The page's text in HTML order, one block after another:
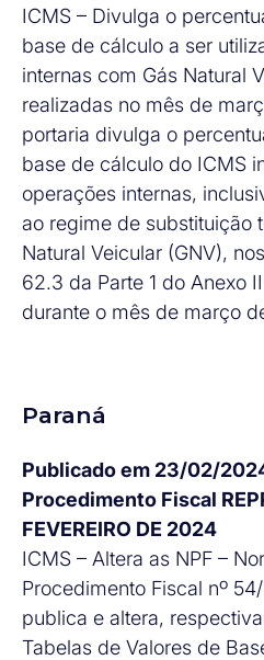
ICMS – Divulga o
base de cálculo a ser
internas com Gás Natural
realizadas no mês de
portaria divulga o
base de cálculo do ICMS
operações internas,
ao regime de substituição
Natural Veicular (GNV),
62.3 da Parte 1 do Anexo
durante o mês de março
Paraná
Publicado em 23/02/
Procedimento Fiscal
FEVEREIRO DE 2024
ICMS – Altera as NPF –
Procedimento Fiscal nº
publica e altera,
Tabelas de Valores de